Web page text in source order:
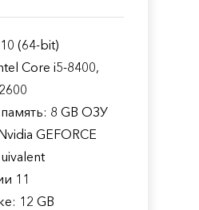
(64-bit)
Core i5-8400,
8 GB ОЗУ
GEFORCE
11
12 GB